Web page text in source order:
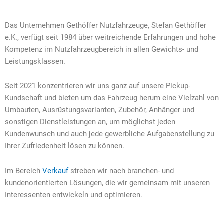
Das Unternehmen Gethöffer Nutzfahrzeuge, Stefan Gethöffer
e.K., verfügt seit 1984 über weitreichende Erfahrungen und hohe
Kompetenz im Nutzfahrzeugbereich in allen Gewichts- und
Leistungsklassen.
Seit 2021 konzentrieren wir uns ganz auf unsere Pickup-
Kundschaft und bieten um das Fahrzeug herum eine Vielzahl von
Umbauten, Ausrüstungsvarianten, Zubehör, Anhänger und
sonstigen Dienstleistungen an, um möglichst jeden
Kundenwunsch und auch jede gewerbliche Aufgabenstellung zu
Ihrer Zufriedenheit lösen zu können.
Im Bereich Verkauf streben wir nach branchen- und
kundenorientierten Lösungen, die wir gemeinsam mit unseren
Interessenten entwickeln und optimieren.